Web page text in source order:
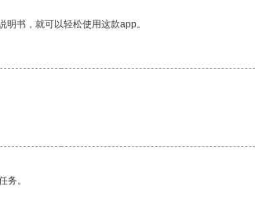
书，就可以轻松使用这款app。
务。